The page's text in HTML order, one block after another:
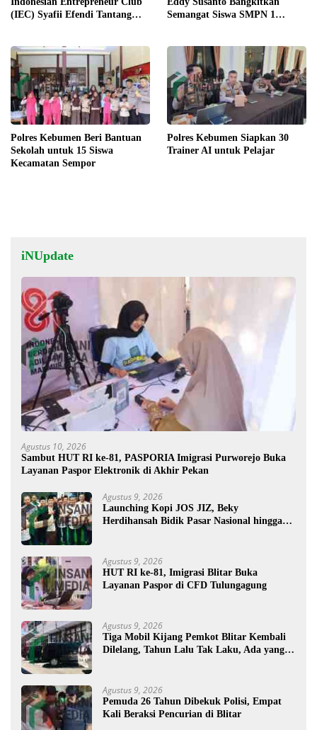
(IEC) Syafii Efendi Tantang
Semangat Siswa SMPN 1
Polres Kebumen Beri Bantuan
Sekolah untuk 15 Siswa
Kecamatan Sempor
Polres Kebumen Siapkan 30
Trainer AI untuk Pelajar
iNUpdate
Agustus 10, 2026
Sambut HUT RI ke-81, PASPORIA Imigrasi Purworejo Buka
Layanan Paspor Elektronik di Akhir Pekan
Agustus 9, 2026
Launching Kopi JOS JIZ, Beky
Herdihansah Bidik Pasar Nasional hingga
Agustus 9, 2026
HUT RI ke-81, Imigrasi Blitar Buka
Layanan Paspor di CFD Tulungagung
Agustus 9, 2026
Tiga Mobil Kijang Pemkot Blitar Kembali
Dilelang, Tahun Lalu Tak Laku, Ada yang
Agustus 9, 2026
Pemuda 26 Tahun Dibekuk Polisi, Empat
Kali Beraksi Pencurian di Blitar